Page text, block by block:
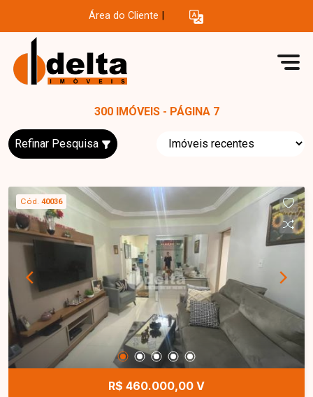
Área do Cliente
300 IMÓVEIS - PÁGINA 7
Refinar Pesquisa
Cód. 40036
R$ 460.000,00 V